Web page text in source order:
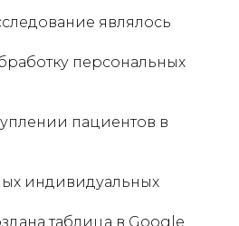
являлось
персональных
пациентов в
индивидуальных
таблица в Google